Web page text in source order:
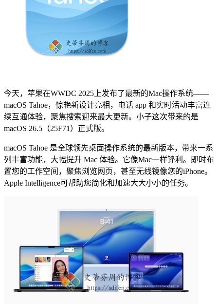
今天，苹果在WWDC 2025上发布了最新的Mac操作系统——
macOS Tahoe，惊艳新设计亮相，电话 app 和实时活动丰富连
续互通体验，聚焦搜索迎来最大更新。小子这次带来的是
macOS 26.5（25F71）正式版。
macOS Tahoe 是全球领先桌面操作系统的最新版本，带来一系
列丰富功能，大幅提升 Mac 体验。它像Mac一样锋利。即时布
置您的工作空间，聚焦浏览网页，甚至无线镜像您的iPhone。
Apple Intelligence可帮助您简化和加速大大小小的任务。